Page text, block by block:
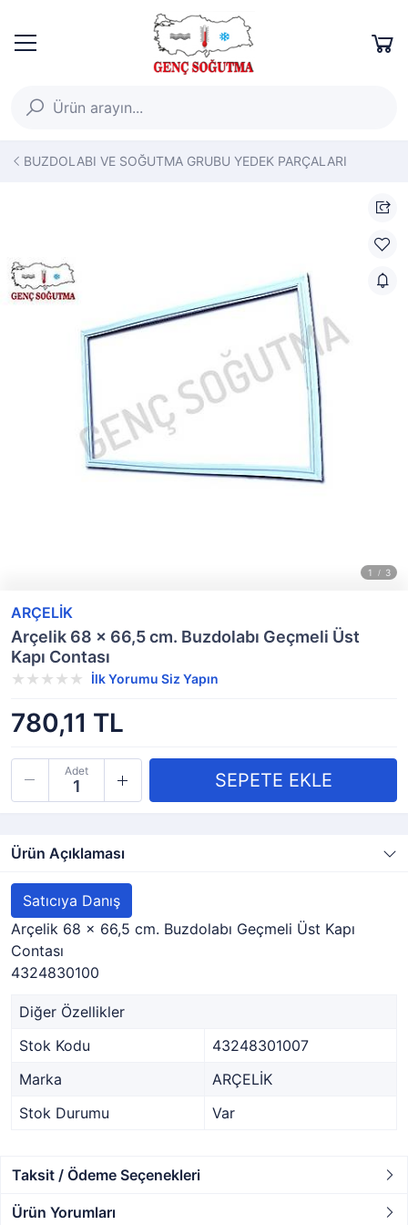
BUZDOLABI VE SOĞUTMA GRUBU YEDEK PARÇALARI
ARÇELİK
Arçelik 68 x 66,5 cm. Buzdolabı Geçmeli Üst
Kapı Contası
İlk Yorumu Siz Yapın
780,11 TL
Adet
Ürün Açıklaması
Satıcıya Danış
Arçelik 68 x 66,5 cm. Buzdolabı Geçmeli Üst Kapı
Contası
4324830100
Diğer Özellikler
Stok Kodu
43248301007
Marka
ARÇELİK
Stok Durumu
Var
Taksit / Ödeme Seçenekleri
Ürün Yorumları